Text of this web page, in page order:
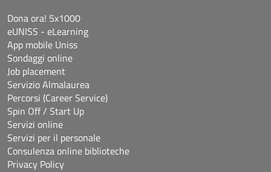
Dona ora! 5x1000
eUNISS - eLearning
App mobile Uniss
Sondaggi online
Job placement
Servizio Almalaurea
Percorsi (Career Service)
Spin Off / Start Up
Servizi online
Servizi per il personale
Consulenza online biblioteche
Privacy Policy